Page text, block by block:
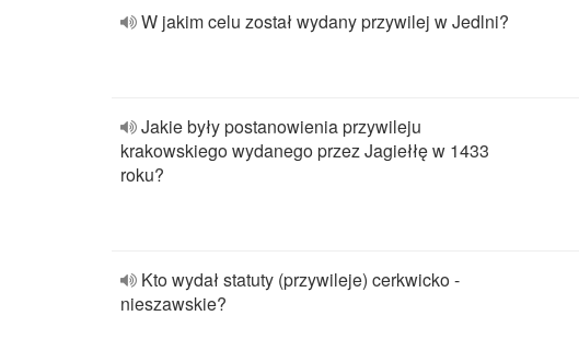
W jakim celu został wydany przywilej w Jedlni?
Jakie były postanowienia przywileju
krakowskiego wydanego przez Jagiełłę w 1433
roku?
Kto wydał statuty (przywileje) cerkwicko -
nieszawskie?